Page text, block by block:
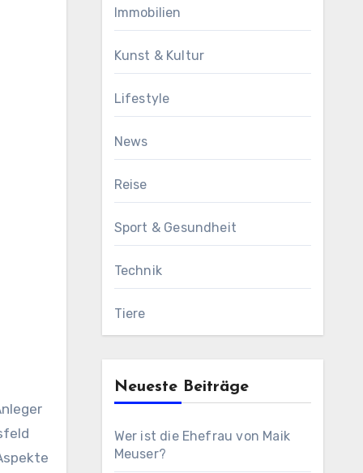
Immobilien
Kunst & Kultur
Lifestyle
News
Reise
Sport & Gesundheit
Technik
Tiere
Neueste Beiträge
Wer ist die Ehefrau von Maik
Meuser?